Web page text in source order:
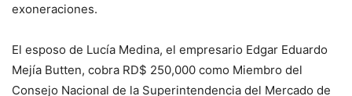
exoneraciones.
El esposo de Lucía Medina, el empresario Edgar Eduardo
Mejía Butten, cobra RD$ 250,000 como Miembro del
Consejo Nacional de la Superintendencia del Mercado de